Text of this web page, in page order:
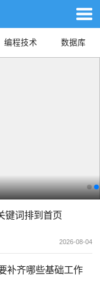
编程技术 数据库
键词排到首页
2026-08-04
补齐哪些基础工作